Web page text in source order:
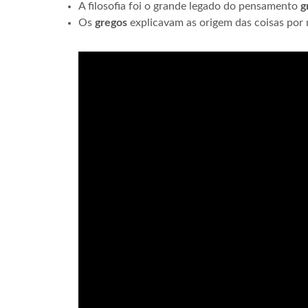
A filosofia foi o grande legado do pensamento
Os gregos explicavam as origem das coisas por